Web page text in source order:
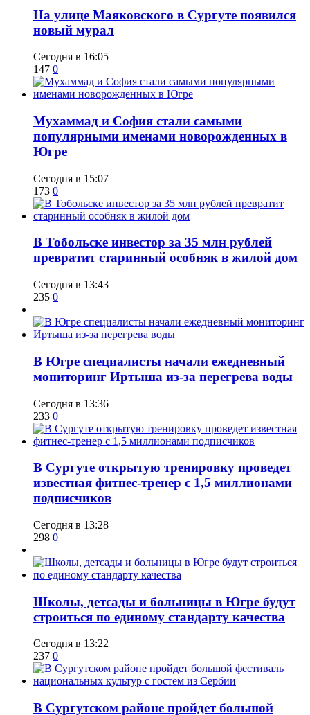
​На улице Маяковского в Сургуте появился
новый мурал
Сегодня в 16:05
147 0
​Мухаммад и София стали самыми
популярными именами новорожденных в
Югре
Сегодня в 15:07
173 0
В Тобольске инвестор за 35 млн рублей
превратит старинный особняк в жилой дом
Сегодня в 13:43
235 0
В Югре специалисты начали ежедневный
мониторинг Иртыша из-за перегрева воды
Сегодня в 13:36
233 0
В Сургуте открытую тренировку проведет
известная фитнес-тренер с 1,5 миллионами
подписчиков
Сегодня в 13:28
298 0
Школы, детсады и больницы в Югре будут
строиться по единому стандарту качества
Сегодня в 13:22
237 0
В Сургутском районе пройдет большой